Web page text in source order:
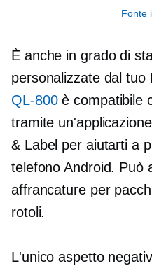
Fonte
È anche in grado di
personalizzate dal tuo
QL-800è compatibile
tramite
& Label per aiutarti a
telefono Android. Può
affrancature per
rotoli.
L'unico aspetto